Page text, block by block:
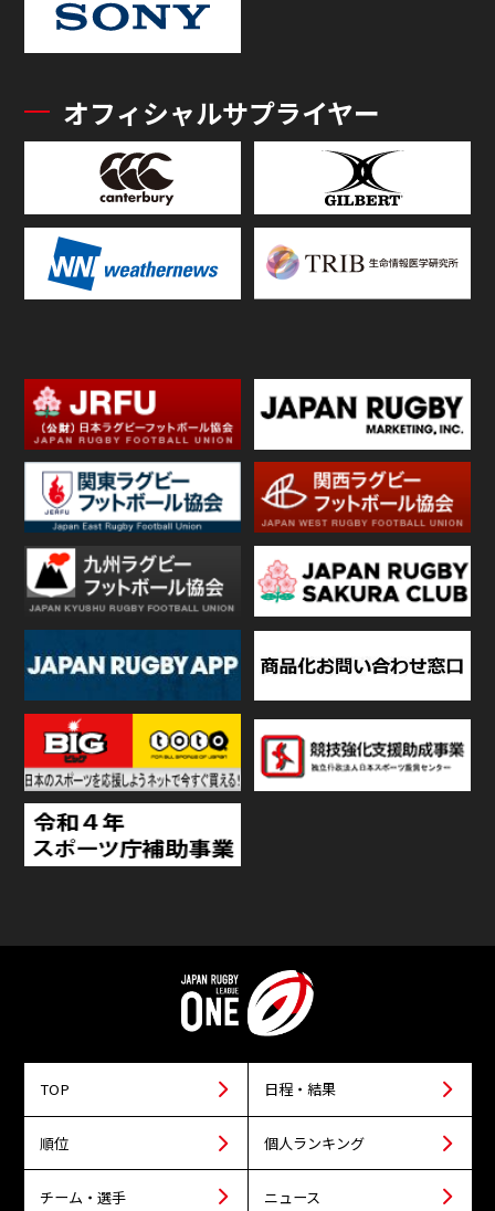
オフィシャルサプライヤー
TOP 日程・結果
順位 個人ランキング
チーム・選手 ニュース